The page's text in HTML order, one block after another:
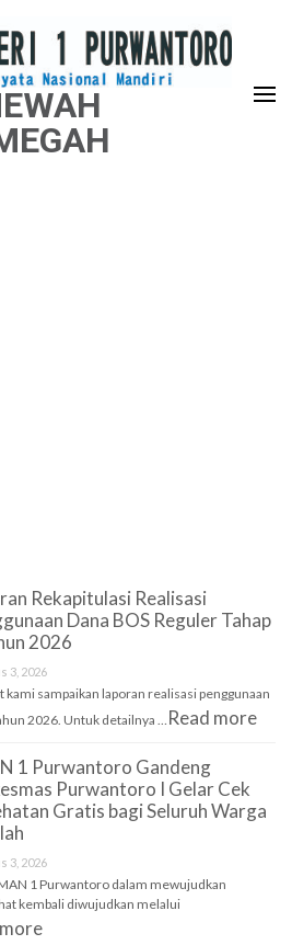
Rekapitulasi Realisasi
Dana BOS Reguler Tahap
2026
3, 2026
kami sampaikan laporan realisasi penggunaan
2026. Untuk detailnya …
Read more
1 Purwantoro Gandeng
Purwantoro I Gelar Cek
Gratis bagi Seluruh Warga
3, 2026
1 Purwantoro dalam mewujudkan
kembali diwujudkan melalui